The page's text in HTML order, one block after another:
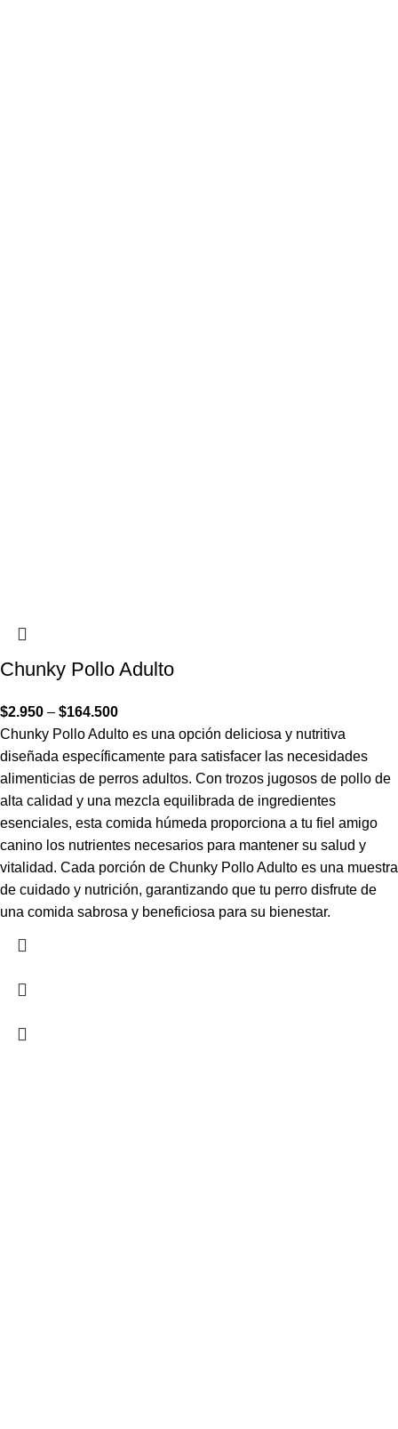
Chunky Pollo Adulto
$2.950 – $164.500
Chunky Pollo Adulto es una opción deliciosa y nutritiva
diseñada específicamente para satisfacer las necesidades
alimenticias de perros adultos. Con trozos jugosos de pollo de
alta calidad y una mezcla equilibrada de ingredientes
esenciales, esta comida húmeda proporciona a tu fiel amigo
canino los nutrientes necesarios para mantener su salud y
vitalidad. Cada porción de Chunky Pollo Adulto es una muestra
de cuidado y nutrición, garantizando que tu perro disfrute de
una comida sabrosa y beneficiosa para su bienestar.